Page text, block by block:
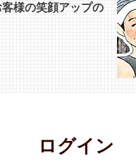
様の笑顔アップの
ログイン